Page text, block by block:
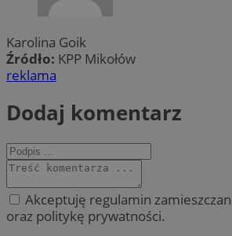
Karolina Goik
Źródło: KPP Mikołów
reklama
Dodaj komentarz
Akceptuję regulamin
oraz politykę prywatności.